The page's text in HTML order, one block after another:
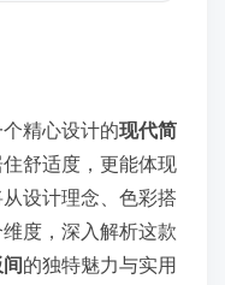
精心设计的现代简
舒适度，更能体现
设计理念、色彩搭
度，深入解析这款
的独特魅力与实用